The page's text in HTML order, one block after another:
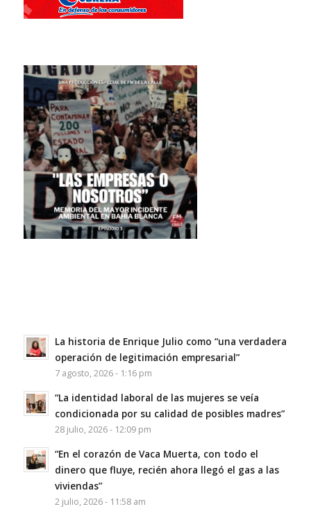
La historia de Enrique Julio como “una verdadera
operación de legitimación empresarial”
7 agosto, 2026 - 1:16 pm
“La identidad laboral de las mujeres se veía
condicionada por su calidad de posibles madres”
28 julio, 2026 - 12:09 pm
“En el corazón de Vaca Muerta, con todo el
dinero que fluye, recién ahora llegó el gas a las
viviendas”
2 julio, 2026 - 11:58 am